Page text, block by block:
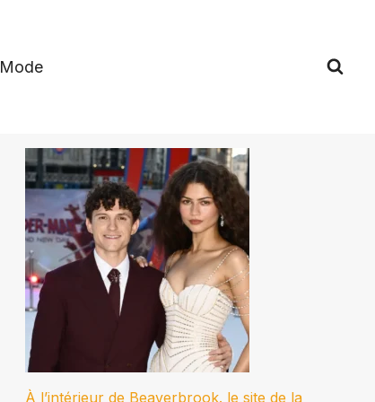
Mode
À l’intérieur de Beaverbrook. le site de la